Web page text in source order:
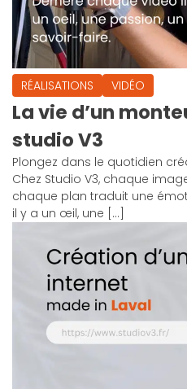
RÉALISATIONS VIDÉO
La vie d’un
studio V3
Plongez dans le quotidien
Chez Studio V3, chaque
chaque plan traduit une
il y a un œil, une […]